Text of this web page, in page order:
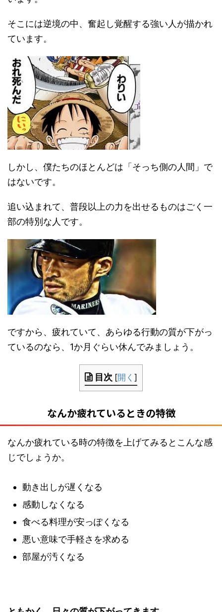
そこには逆境の中、奮起し覚醒する強い人が描かれ
ています。
しかし、僕たちのほとんどは「そっち側の人間」で
はないです。
追い込まれて、普段以上の力を出せるものはごく一
部の特別な人です。
ですから、疲れていて、あらゆる行動の質が下がっ
ているのなら、1か月ぐらい休んでみましょう。
目次 [開く ]
なんか疲れているときの特徴
なんか疲れている時の特徴を上げてみるとこんな感
じでしょうか。
動き出しが遅くなる
感動しなくなる
食べる料理が安っぽくなる
悪い意味で手軽さを求める
部屋が汚くなる